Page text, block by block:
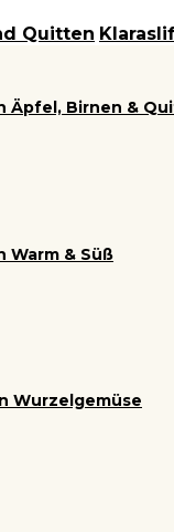
Quitten
Äpfel, Birnen &
Warm & Süß
Wurzelgemüse